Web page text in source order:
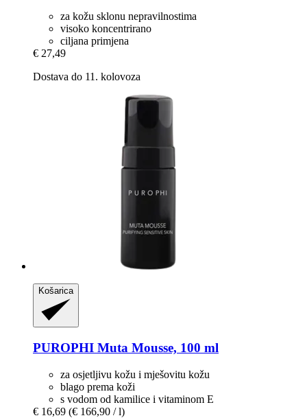
za kožu sklonu nepravilnostima
visoko koncentrirano
ciljana primjena
€ 27,49
Dostava do 11. kolovoza
Košarica
PUROPHI Muta Mousse, 100 ml
za osjetljivu kožu i mješovitu kožu
blago prema koži
s vodom od kamilice i vitaminom E
€ 16,69 (€ 166,90 / l)